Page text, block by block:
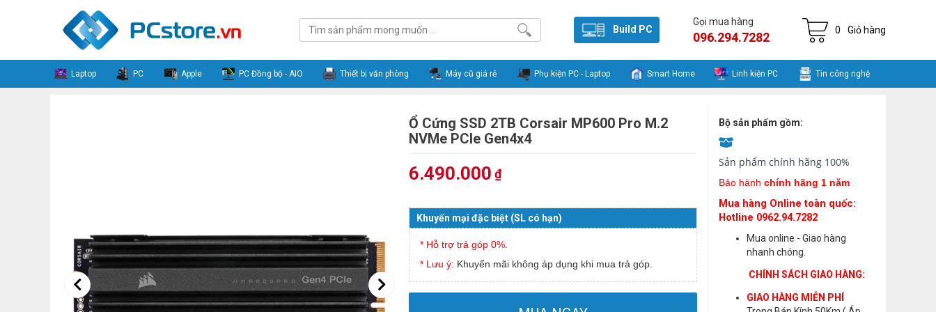
Build PC
Gọi mua hàng
096.294.7282 0 Giỏ hàng
Laptop PC Apple PC Đồng bộ - AIO Thiết bị văn phòng Máy cũ giá rẻ Phụ kiện PC - Laptop Smart Home Linh kiện PC Tin công nghệ
Ổ Cứng SSD 2TB Corsair MP600 Pro M.2
NVMe PCle Gen4x4
6.490.000 ₫
Khuyến mại đặc biệt (SL có hạn)
* Hỗ trợ trả góp 0%.
* Lưu ý: Khuyến mãi không áp dụng khi mua trả góp.
Bộ sản phẩm gồm:
Sản phẩm chính hãng 100%
Bảo hành chính hãng 1 năm
Mua hàng Online toàn quốc:
Hotline 0962.94.7282
Mua online - Giao hàng
nhanh chóng.
CHÍNH SÁCH GIAO HÀNG:
GIAO HÀNG MIỄN PHÍ